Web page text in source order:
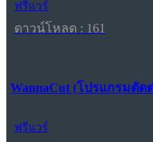
ฟรีแวร์
ดาวน์โหลด : 161
WannaCut (โปรแกรมตัด
ฟรีแวร์